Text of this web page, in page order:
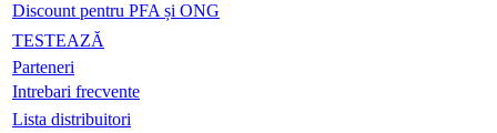
Discount pentru PFA și ONG
TESTEAZĂ
Parteneri
Intrebari frecvente
Lista distribuitori